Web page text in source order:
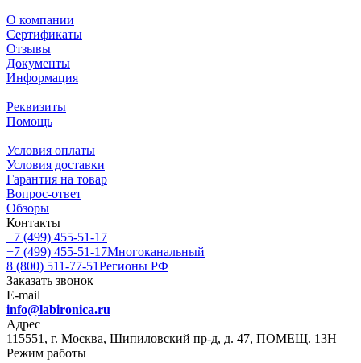
О компании
Сертификаты
Отзывы
Документы
Информация
Реквизиты
Помощь
Условия оплаты
Условия доставки
Гарантия на товар
Вопрос-ответ
Обзоры
Контакты
+7 (499) 455-51-17
+7 (499) 455-51-17Многоканальный
8 (800) 511-77-51Регионы РФ
Заказать звонок
E-mail
info@labironica.ru
Адрес
115551, г. Москва, Шипиловский пр-д, д. 47, ПОМЕЩ. 13Н
Режим работы